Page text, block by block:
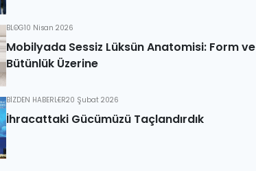
BLOG10 Nisan 2026
Mobilyada Sessiz Lüksün Anatomisi: Form ve
Bütünlük Üzerine
BİZDEN HABERLER20 Şubat 2026
İhracattaki Gücümüzü Taçlandırdık